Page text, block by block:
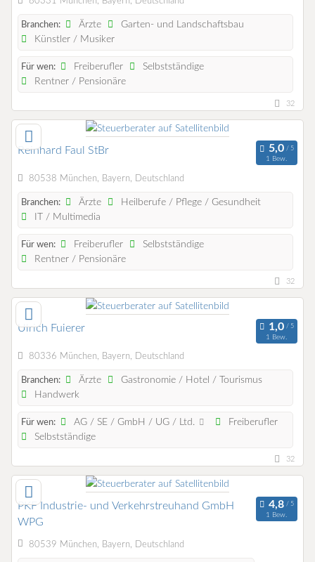
Branchen: Ärzte
Garten- und Landschaftsbau
Künstler / Musiker
Für wen: Freiberufler
Selbstständige
Rentner / Pensionäre
32
Reinhard Faul StBr
1 Bew.
80538 München, Bayern, Deutschland
Branchen: Ärzte
Heilberufe / Pflege / Gesundheit
IT / Multimedia
Für wen: Freiberufler
Selbstständige
Rentner / Pensionäre
32
Ulrich Fuierer
1 Bew.
80336 München, Bayern, Deutschland
Branchen: Ärzte
Gastronomie / Hotel / Tourismus
Handwerk
Für wen: AG / SE / GmbH / UG / Ltd.
Freiberufler
Selbstständige
32
PKF Industrie- und Verkehrstreuhand GmbH
WPG
1 Bew.
80539 München, Bayern, Deutschland